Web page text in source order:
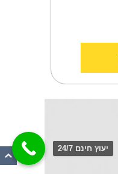
יעוץ חינם 24/7